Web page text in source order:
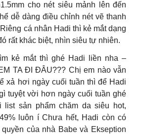
cho nét siêu mảnh lên đến
dễ dàng điều chỉnh nét vẽ thanh
cá nhân Hadi thì kẻ mắt dạng
rất khác biệt, nhìn siêu tự nhiên.
kẻ mắt thì ghé Hadi liền nha –
TA ĐI ĐÂU??? Chị em nào vẫn
xả hơi ngày cuối tuần thì để Hadi
tuyệt vời hơn ngày cuối tuần ghé
list sản phẩm chăm da siêu hot,
luôn í Chưa hết, Hadi còn có
của nhà Babe và Ekseption